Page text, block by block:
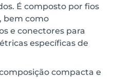
É composto por fios
bem como
e conectores para
específicas de
compacta e